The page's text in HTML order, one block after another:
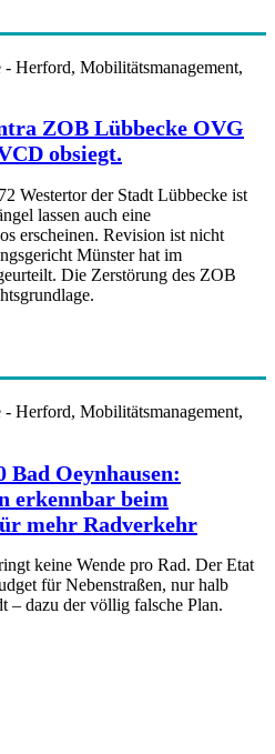
Herford, Mobilitätsmanagement,
ZOB Lübbecke OVG
obsiegt.
Westertor der Stadt Lübbecke ist
lassen auch eine
erscheinen. Revision ist nicht
Münster hat im
Die Zerstörung des ZOB
Herford, Mobilitätsmanagement,
Oeynhausen:
erkennbar beim
mehr Radverkehr
keine Wende pro Rad. Der Etat
für Nebenstraßen, nur halb
– dazu der völlig falsche Plan.